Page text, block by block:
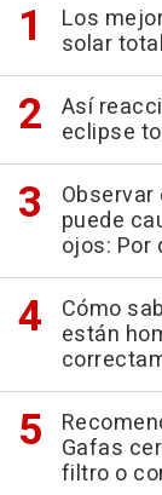
Los
solar
Así
eclipse
puede
ojos: Por
Cómo
están
Gafas
filtro o